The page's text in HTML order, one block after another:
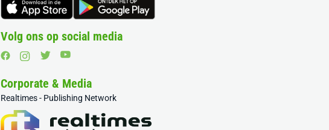
Volg ons op social media
Corporate & Media
Realtimes - Publishing Network